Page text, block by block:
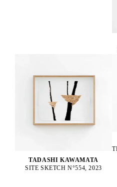
TADASHI KAWAMATA
SITE SKETCH N°554, 2023